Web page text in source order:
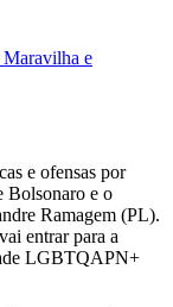
Maravilha e
e ofensas por
Bolsonaro e o
Ramagem (PL).
entrar para a
LGBTQAPN+